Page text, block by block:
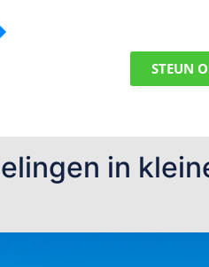
STEUN
in